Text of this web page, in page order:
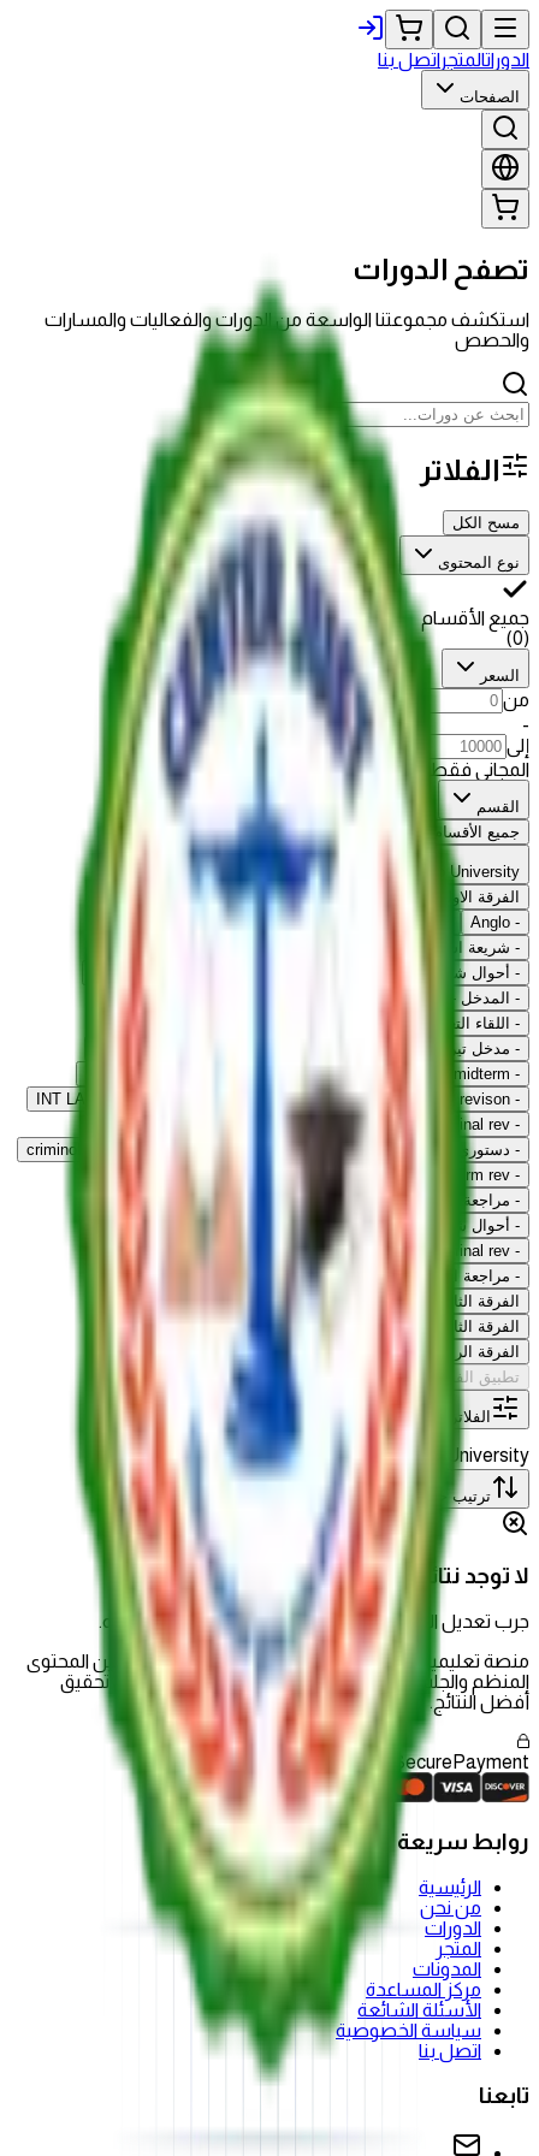
الدوراتالمتجراتصل بنا
الصفحات
تصفح الدورات
استكشف مجموعتنا الواسعة من الدورات والفعاليات والمسارات
والحصص
الفلاتر
مسح الكل
نوع المحتوى
جميع الأقسام
(
0
)
السعر
من
-
إلى
المجاني فقط
القسم
جميع الأقسام
Cairo University
الفرقة الاولى
-
Anglo
IOS
-
Criminology
Economics
- شريعة اسلامية
- أحوال شخصية لغير المسلمين
- المدخل - نظرية القانون
Fintech
- اللقاء التعريفي
- مدخل تيرم
-
political midterm مراجعة نهائية مدخل
-
ios final revison
political final rev
INT LAW FINAL REVISION
-
anglo final rev
Economic midterm rev
- دستوري ميد تيرم أحوال شخصية ميدتيرم
criminology midterm rev
-
Legal Research midterm rev
شريعة إسلامية ميدترم
- مراجعة نهائية دستوري
مراجعة نهائية شريعة
- أحوال شخصية مراجعة نهائية
-
legal research final rev
-مراجعة نهائية تفكير نقدي
- مراجعة الاقتصاد الإسلامي
الفرقة الثانية
الفرقة الثالثة
الفرقة الرابعة
تطبيق الفلاتر
الفلاتر
Cairo University الفرقة الاولى مسح الكل
ترتيب حسب الأحدث
لا توجد نتائج
جرب تعديل الفلاتر أو كلمة البحث للعثور على ما تبحث عنه.
منصة تعليمية شاملة تقدم تجربة تعليمية حديثة تجمع بين المحتوى
المنظم والجلسات الحية وأدوات التقييم لمساعدتك على تحقيق
أفضل النتائج.
Secure Payment
روابط سريعة
الرئيسية
من نحن
الدورات
المتجر
المدونات
مركز المساعدة
الأسئلة الشائعة
سياسة الخصوصية
اتصل بنا
تابعنا